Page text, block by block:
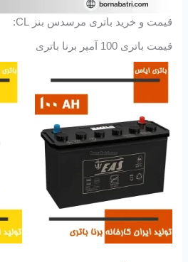
قیمت و خرید باتری مرسدس بنز CL:
قیمت باتری 100 آمپر برنا باتری